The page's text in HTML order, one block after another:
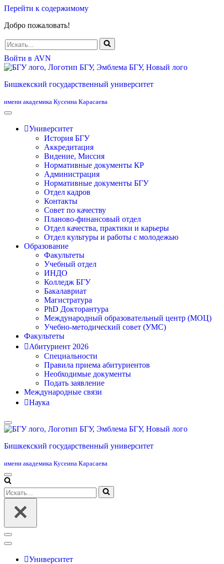
Перейти к содержимому
Добро пожаловать!
Искать...
Войти в AVN
Бишкекский государственный университет
имени академика Кусеина Карасаева
Университет
История БГУ
Аккредитация
Видение, Миссия
Нормативные документы КР
Администрация
Нормативные документы БГУ
Отдел кадров
Контакты
Совет по качеству
Планово-финансовый отдел
Отдел качества, практики и карьеры
Отдел культуры и работы с молодежью
Образование
Факультеты
Учебный отдел
ИНДО
Колледж БГУ
Бакалавриат
Магистратура
PhD Докторантура
Международный образовательный центр (МОЦ)
Учебно-методический совет (УМС)
Факультеты
Абитуриент 2026
Специальности
Правила приема абитуриентов
Необходимые документы
Подать заявление
Международные связи
Наука
Бишкекский государственный университет
имени академика Кусеина Карасаева
Меню
навигации
Искать...
Меню
навигации
Университет